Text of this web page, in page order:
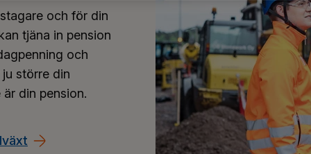
och för din
tjäna in pension
och
större din
din pension.